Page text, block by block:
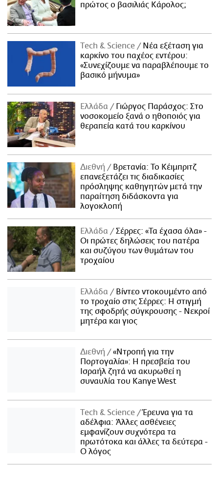
πρώτος ο βασιλιάς Κάρολος;
Τech & Science
Νέα εξέταση για
καρκίνο του παχέος εντέρου:
«Συνεχίζουμε να παραβλέπουμε το
βασικό μήνυμα»
Ελλάδα
Γιώργος Παράσχος: Στο
νοσοκομείο ξανά ο ηθοποιός για
θεραπεία κατά του καρκίνου
Διεθνή
Βρετανία: Το Κέιμπριτζ
επανεξετάζει τις διαδικασίες
πρόσληψης καθηγητών μετά την
παραίτηση διδάσκοντα για
λογοκλοπή
Ελλάδα
Σέρρες: «Τα έχασα όλα» -
Οι πρώτες δηλώσεις του πατέρα
και συζύγου των θυμάτων του
τροχαίου
Ελλάδα
Βίντεο ντοκουμέντο από
το τροχαίο στις Σέρρες: Η στιγμή
της σφοδρής σύγκρουσης - Νεκροί
μητέρα και γιος
Διεθνή
«Ντροπή για την
Πορτογαλία»: Η πρεσβεία του
Ισραήλ ζητά να ακυρωθεί η
συναυλία του Kanye West
Τech & Science
Έρευνα για τα
αδέλφια: Άλλες ασθένειες
εμφανίζουν συχνότερα τα
πρωτότοκα και άλλες τα δεύτερα -
Ο λόγος